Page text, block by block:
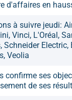
d'affaires en
à suivre jeudi:
Vinci, L'Oréal,
Schneider Electric,
Veolia
confirme ses
de ses